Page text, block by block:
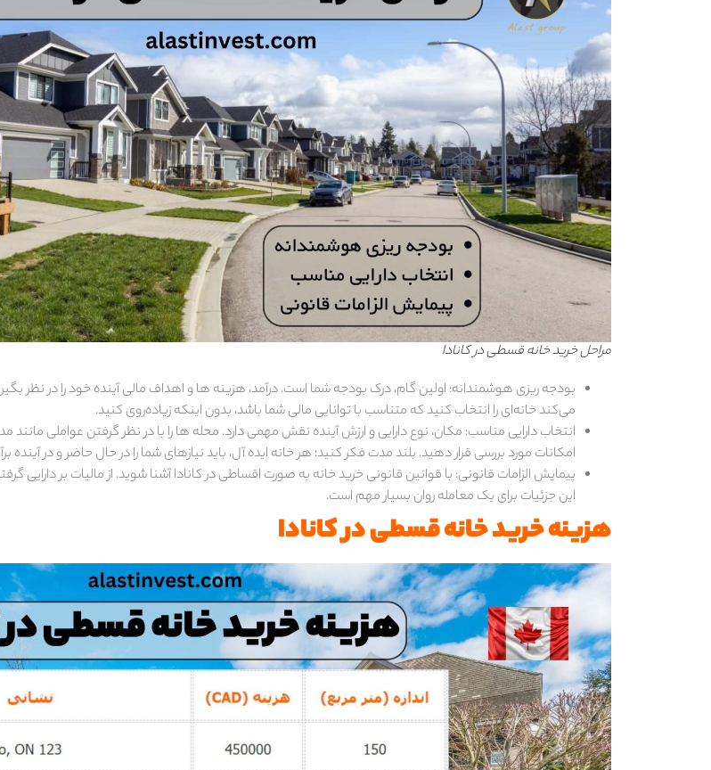
مراحل خرید خانه قسطی در کانادا
بودجه ریزی هوشمندانه: اولین گام، درک بودجه شما است. درآمد، هزینه ها و اهداف مالی آینده خود را در نظر
می‌کند خانه‌ای را انتخاب کنید که متناسب با توانایی مالی شما باشد، بدون اینکه زیاده‌روی کنید.
انتخاب دارایی مناسب: مکان، نوع دارایی و ارزش آینده نقش مهمی دارد. محله ها را با در نظر گرفتن عواملی
امکانات مورد بررسی قرار دهید. بلند مدت فکر کنید؛ هر خانه ایده آل، باید نیازهای شما را در حال حاضر و در آینده
پیمایش الزامات قانونی: با قوانین قانونی خرید خانه به صورت اقساطی در کانادا آشنا شوید. از مالیات بر دارایی
این جزئیات برای یک معامله روان بسیار مهم است.
هزینه خرید خانه قسطی در کانادا